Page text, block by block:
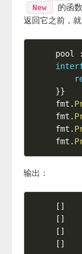
New
的函
返回它之前，
pool
}}
fmt .
fmt .
fmt .
fmt .
输出：
[ ]
[ ]
[ ]
[ ]